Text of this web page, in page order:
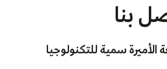
بنا
الأميرة سمية للتكنولوجيا